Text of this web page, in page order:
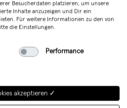
,Niederkrüchten
Oktober 2014
MacBook Hüllen aus
in kleinen
Design und
aus Köln.
Besucherdaten platzieren, um unsere
Inhalte anzuzeigen und Dir ein
Für weitere Informationen zu den von
die Einstellungen.
Performance
akzeptieren ✓